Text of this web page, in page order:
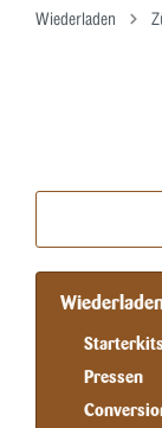
Wiederladen
Starterkits
Pressen